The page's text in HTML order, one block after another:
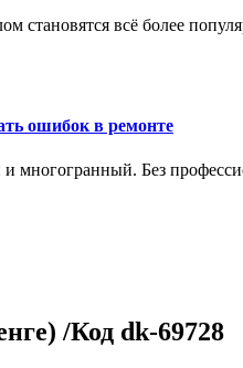
становятся всё более
ошибок в ремонте
Без
/Код dk-69728